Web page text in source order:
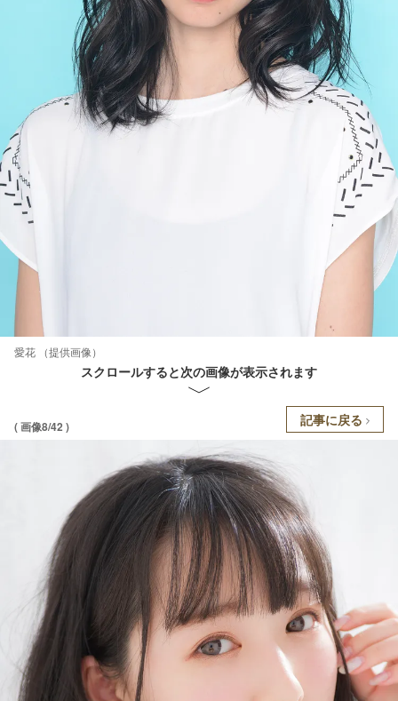
愛花 （提供画像）
スクロールすると次の画像が表示されます
( 画像8/42 ) 記事に戻る